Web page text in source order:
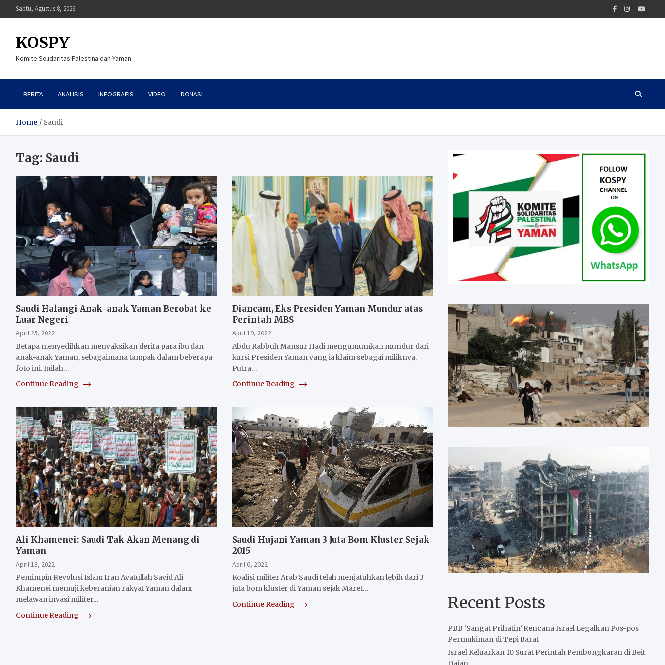
to
Sabtu, Agustus 8, 2026
KOSPY
Komite Solidaritas Palestina dan Yaman
BERITA ANALISIS INFOGRAFIS VIDEO DONASI
Home Saudi
Tag: Saudi
Saudi Halangi Anak-anak Yaman Berobat ke
Luar Negeri
April 25, 2022
Betapa menyedihkan menyaksikan derita para ibu dan
anak-anak Yaman, sebagaimana tampak dalam beberapa
foto ini. Inilah…
Continue Reading
Diancam, Eks Presiden Yaman Mundur atas
Perintah MBS
April 19, 2022
Abdu Rabbuh Mansur Hadi mengumumkan mundur dari
kursi Presiden Yaman yang ia klaim sebagai miliknya.
Putra…
Continue Reading
Ali Khamenei: Saudi Tak Akan Menang di
Yaman
April 13, 2022
Pemimpin Revolusi Islam Iran Ayatullah Sayid Ali
Khamenei memuji keberanian rakyat Yaman dalam
melawan invasi militer…
Continue Reading
Saudi Hujani Yaman 3 Juta Bom Kluster Sejak
2015
April 6, 2022
Koalisi militer Arab Saudi telah menjatuhkan lebih dari 3
juta bom kluster di Yaman sejak Maret…
Continue Reading
Recent Posts
PBB ‘Sangat Prihatin’ Rencana Israel Legalkan Pos-pos
Permukiman di Tepi Barat
Israel Keluarkan 10 Surat Perintah Pembongkaran di Beit
Dajan